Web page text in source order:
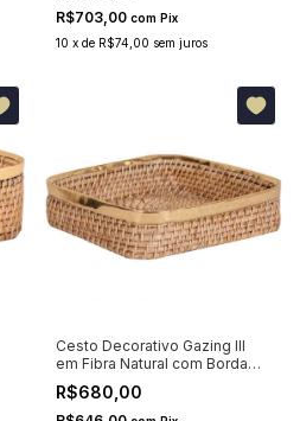
R$703,00 com Pix
10 x de R$74,00 sem juros
Cesto Decorativo Gazing III
em Fibra Natural com Borda
Dourada 35x35cm
R$680,00